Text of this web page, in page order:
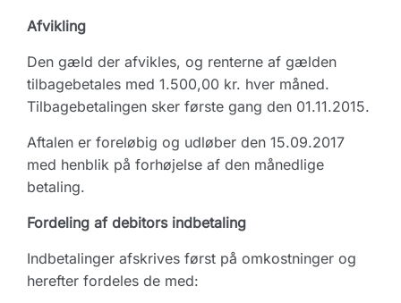
Afvikling
Den gæld der afvikles, og renterne af gælden
tilbagebetales med 1.500,00 kr. hver måned.
Tilbagebetalingen sker første gang den 01.11.2015.
Aftalen er foreløbig og udløber den 15.09.2017
med henblik på forhøjelse af den månedlige
betaling.
Fordeling af debitors indbetaling
Indbetalinger afskrives først på omkostninger og
herefter fordeles de med: